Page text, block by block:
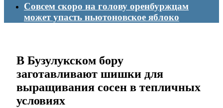
Совсем скоро на голову оренбуржцам
может упасть ньютоновское яблоко
В Бузулукском бору
заготавливают шишки для
выращивания сосен в тепличных
условиях